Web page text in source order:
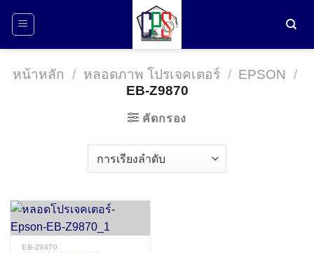
หน้าหลัก / หลอดภาพ โปรเจคเตอร์ / EPSON
/
EB-Z9870
คัดกรอง
EB-Z9870